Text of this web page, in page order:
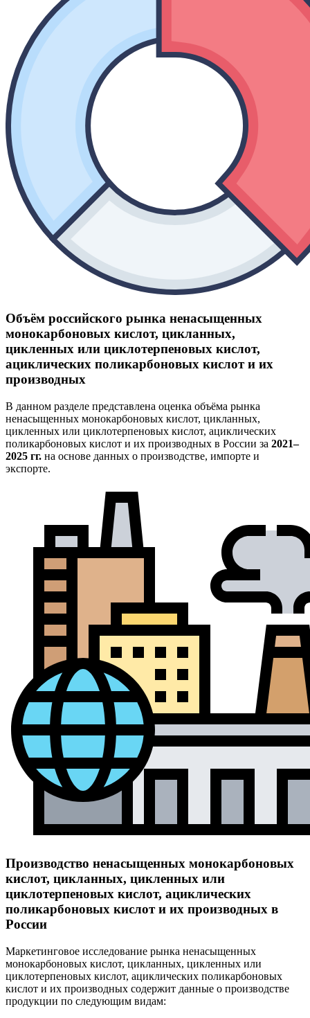
Объём российского рынка ненасыщенных
монокарбоновых кислот, цикланных,
цикленных или циклотерпеновых кислот,
ациклических поликарбоновых кислот и их
производных
В данном разделе представлена оценка объёма рынка
ненасыщенных монокарбоновых кислот, цикланных,
цикленных или циклотерпеновых кислот, ациклических
поликарбоновых кислот и их производных в России за 2021–
2025 гг. на основе данных о производстве, импорте и
экспорте.
Производство ненасыщенных монокарбоновых
кислот, цикланных, цикленных или
циклотерпеновых кислот, ациклических
поликарбоновых кислот и их производных в
России
Маркетинговое исследование рынка ненасыщенных
монокарбоновых кислот, цикланных, цикленных или
циклотерпеновых кислот, ациклических поликарбоновых
кислот и их производных содержит данные о производстве
продукции по следующим видам: